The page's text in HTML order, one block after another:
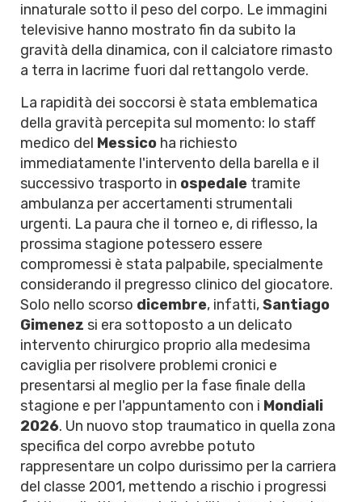
innaturale sotto il peso del corpo. Le immagini
televisive hanno mostrato fin da subito la
gravità della dinamica, con il calciatore rimasto
a terra in lacrime fuori dal rettangolo verde.
La rapidità dei soccorsi è stata emblematica
della gravità percepita sul momento: lo staff
medico del Messico ha richiesto
immediatamente l'intervento della barella e il
successivo trasporto in ospedale tramite
ambulanza per accertamenti strumentali
urgenti. La paura che il torneo e, di riflesso, la
prossima stagione potessero essere
compromessi è stata palpabile, specialmente
considerando il pregresso clinico del giocatore.
Solo nello scorso dicembre, infatti,Santiago
Gimenez si era sottoposto a un delicato
intervento chirurgico proprio alla medesima
caviglia per risolvere problemi cronici e
presentarsi al meglio per la fase finale della
stagione e per l'appuntamento con i Mondiali
2026. Un nuovo stop traumatico in quella zona
specifica del corpo avrebbe potuto
rappresentare un colpo durissimo per la carriera
del classe 2001, mettendo a rischio i progressi